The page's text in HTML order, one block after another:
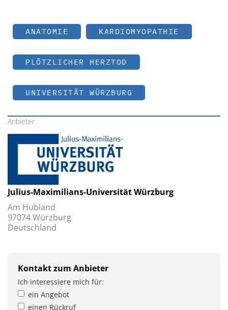
ANATOMIE KARDIOMYOPATHIE
PLÖTZLICHER HERZTOD
UNIVERSITÄT WÜRZBURG
Anbieter
Julius-Maximilians-Universität Würzburg
Am Hubland
97074 Würzburg
Deutschland
Kontakt zum Anbieter
Ich interessiere mich für:
ein Angebot
einen Rückruf